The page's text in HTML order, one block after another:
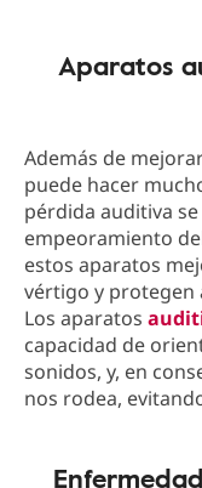
Aparatos
Además de
puede hacer
pérdida auditiva
empeoramiento
estos aparatos
vértigo y protegen
Los aparatos
capacidad de
sonidos, y, en
nos rodea,